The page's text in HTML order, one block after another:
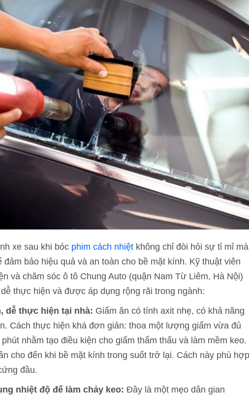
xe sau khi bóc phim cách nhiệt không chỉ đòi hỏi sự tỉ mỉ mà
bảo hiệu quả và an toàn cho bề mặt kính. Kỹ thuật viên
và chăm sóc ô tô Chung Auto (quận Nam Từ Liêm, Hà Nội)
thực hiện và được áp dụng rộng rãi trong ngành:
dễ thực hiện tại nhà: Giấm ăn có tính axit nhẹ, có khả năng
Cách thực hiện khá đơn giản: thoa một lượng giấm vừa đủ
nhằm tạo điều kiện cho giấm thẩm thấu và làm mềm keo.
cho đến khi bề mặt kính trong suốt trở lại. Cách này phù hợp
đầu.
nhiệt độ để làm chảy keo: Đây là một mẹo dân gian